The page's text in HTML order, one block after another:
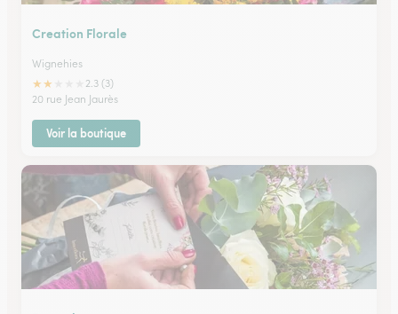
Creation Florale
Wignehies
★★
2.3 (3)
20 rue Jean Jaurès
Voir la boutique